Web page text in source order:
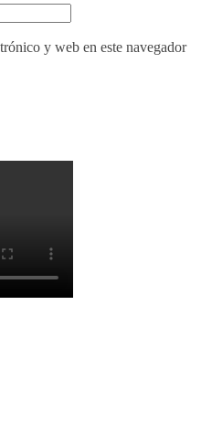
y web en este navegador